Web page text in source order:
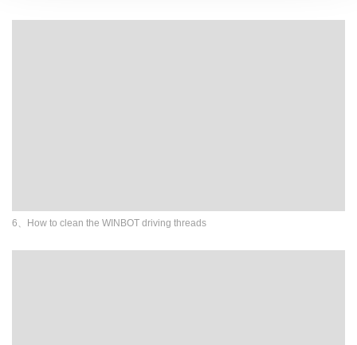
6、How to clean the WINBOT driving threads